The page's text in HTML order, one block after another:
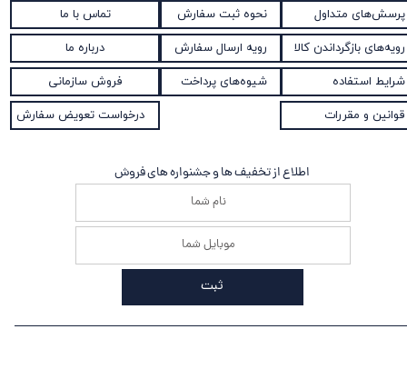
نحوه ثبت سفارش
رویه ارسال سفارش
شیوه‌های پرداخت
پرسش‌های متداول
رویه‌های بازگرداندن کالا
شرایط استفاده
قوانین و مقررات
تماس با ما
درباره ما
فروش سازمانی
درخواست تعویض سفارش
اطلاع از تخفیف ها و جشنواره های فروش
ثبت